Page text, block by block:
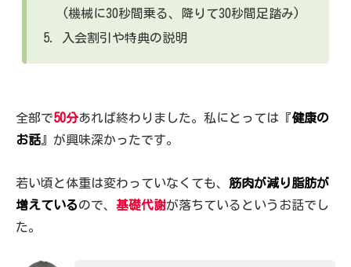
(機械に30秒間乗る、降りて30秒間足踏み)
入会割引や特典の説明
全部で50分あれば終わりました。私にとっては『健康の
お話』が興味深かったです。
若い頃と体重は変わっていなくても、 筋肉が減り脂肪が
増えているので、 基礎代謝が落ちているというお話でし
た。